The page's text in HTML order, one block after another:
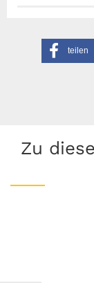
teilen
Zu